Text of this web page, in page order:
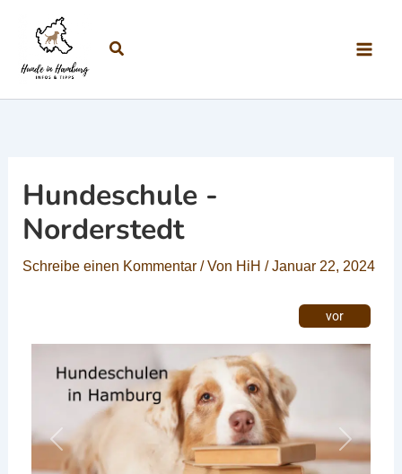
Suchen
Hundeschule -
Norderstedt
Schreibe einen Kommentar / Von HiH /Januar 22, 2024
Vorheriges